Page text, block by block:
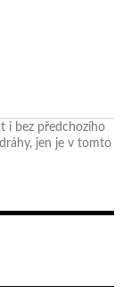
i bez předchozího
jen je v tomto